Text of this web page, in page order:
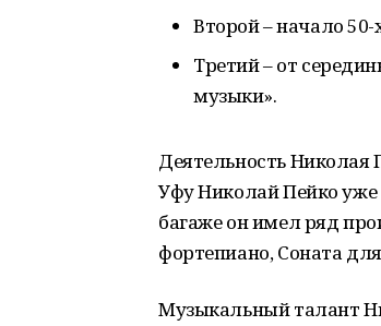
Второй – начало 50-
Третий – от
музыки».
Деятельность Николая
Уфу Николай Пейко уже
багаже он имел ряд
фортепиано, Соната
Музыкальный талант